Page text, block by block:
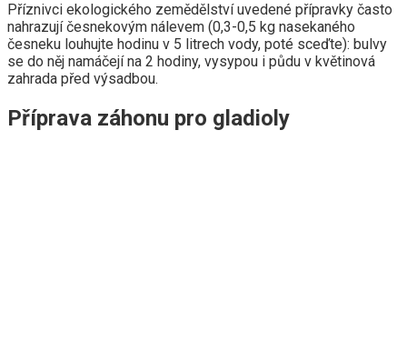
Příznivci ekologického zemědělství uvedené přípravky často
nahrazují česnekovým nálevem (0,3-0,5 kg nasekaného
česneku louhujte hodinu v 5 litrech vody, poté sceďte): bulvy
se do něj namáčejí na 2 hodiny, vysypou i půdu v květinová
zahrada před výsadbou.
Příprava záhonu pro gladioly